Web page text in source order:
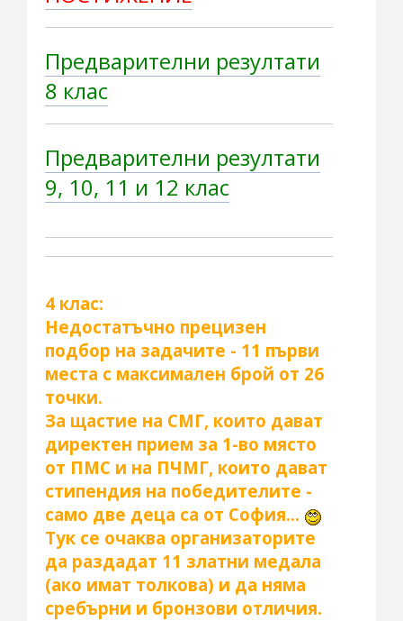
Предварителни резултати
8 клас
Предварителни резултати
9, 10, 11 и 12 клас
4 клас:
Недостатъчно прецизен
подбор на задачите - 11 първи
места с максимален брой от 26
точки.
За щастие на СМГ, които дават
директен прием за 1-во място
от ПМС и на ПЧМГ, които дават
стипендия на победителите -
само две деца са от София...
Тук се очаква организаторите
да раздадат 11 златни медала
(ако имат толкова) и да няма
сребърни и бронзови отличия.